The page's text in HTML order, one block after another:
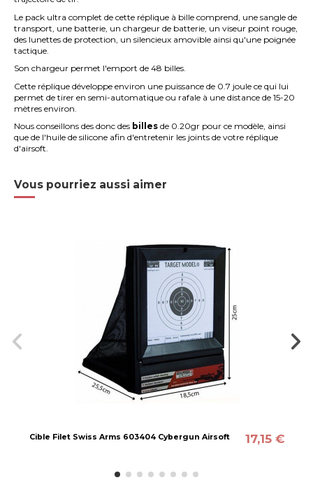
Le pack ultra complet de cette réplique à bille comprend, une sangle de
transport, une batterie, un chargeur de batterie, un viseur point rouge,
des lunettes de protection, un silencieux amovible ainsi qu'une poignée
tactique.
Son chargeur permet l'emport de 48 billes.
Cette réplique développe environ une puissance de 0.7 joule ce qui lui
permet de tirer en semi-automatique ou rafale à une distance de 15-20
mètres environ.
Nous conseillons des donc des billes de 0.20gr pour ce modèle, ainsi
que de l'huile de silicone afin d'entretenir les joints de votre réplique
d'airsoft.
Vous pourriez aussi aimer
Cible Filet Swiss Arms 603404 Cybergun Airsoft 17,15 €